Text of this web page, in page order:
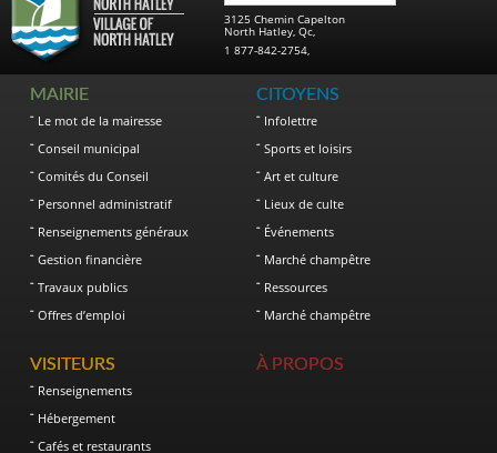
Charles
III
3125 Chemin Capelton
North Hatley, Qc,
1 877-842-2754,
MAIRIE
Le mot de la mairesse
Conseil municipal
Comités du Conseil
Personnel administratif
Renseignements généraux
Gestion financière
Travaux publics
Offres d’emploi
CITOYENS
Infolettre
Sports et loisirs
Art et culture
Lieux de culte
Événements
Marché champêtre
Ressources
Marché champêtre
VISITEURS
Renseignements
Hébergement
Cafés et restaurants
À PROPOS